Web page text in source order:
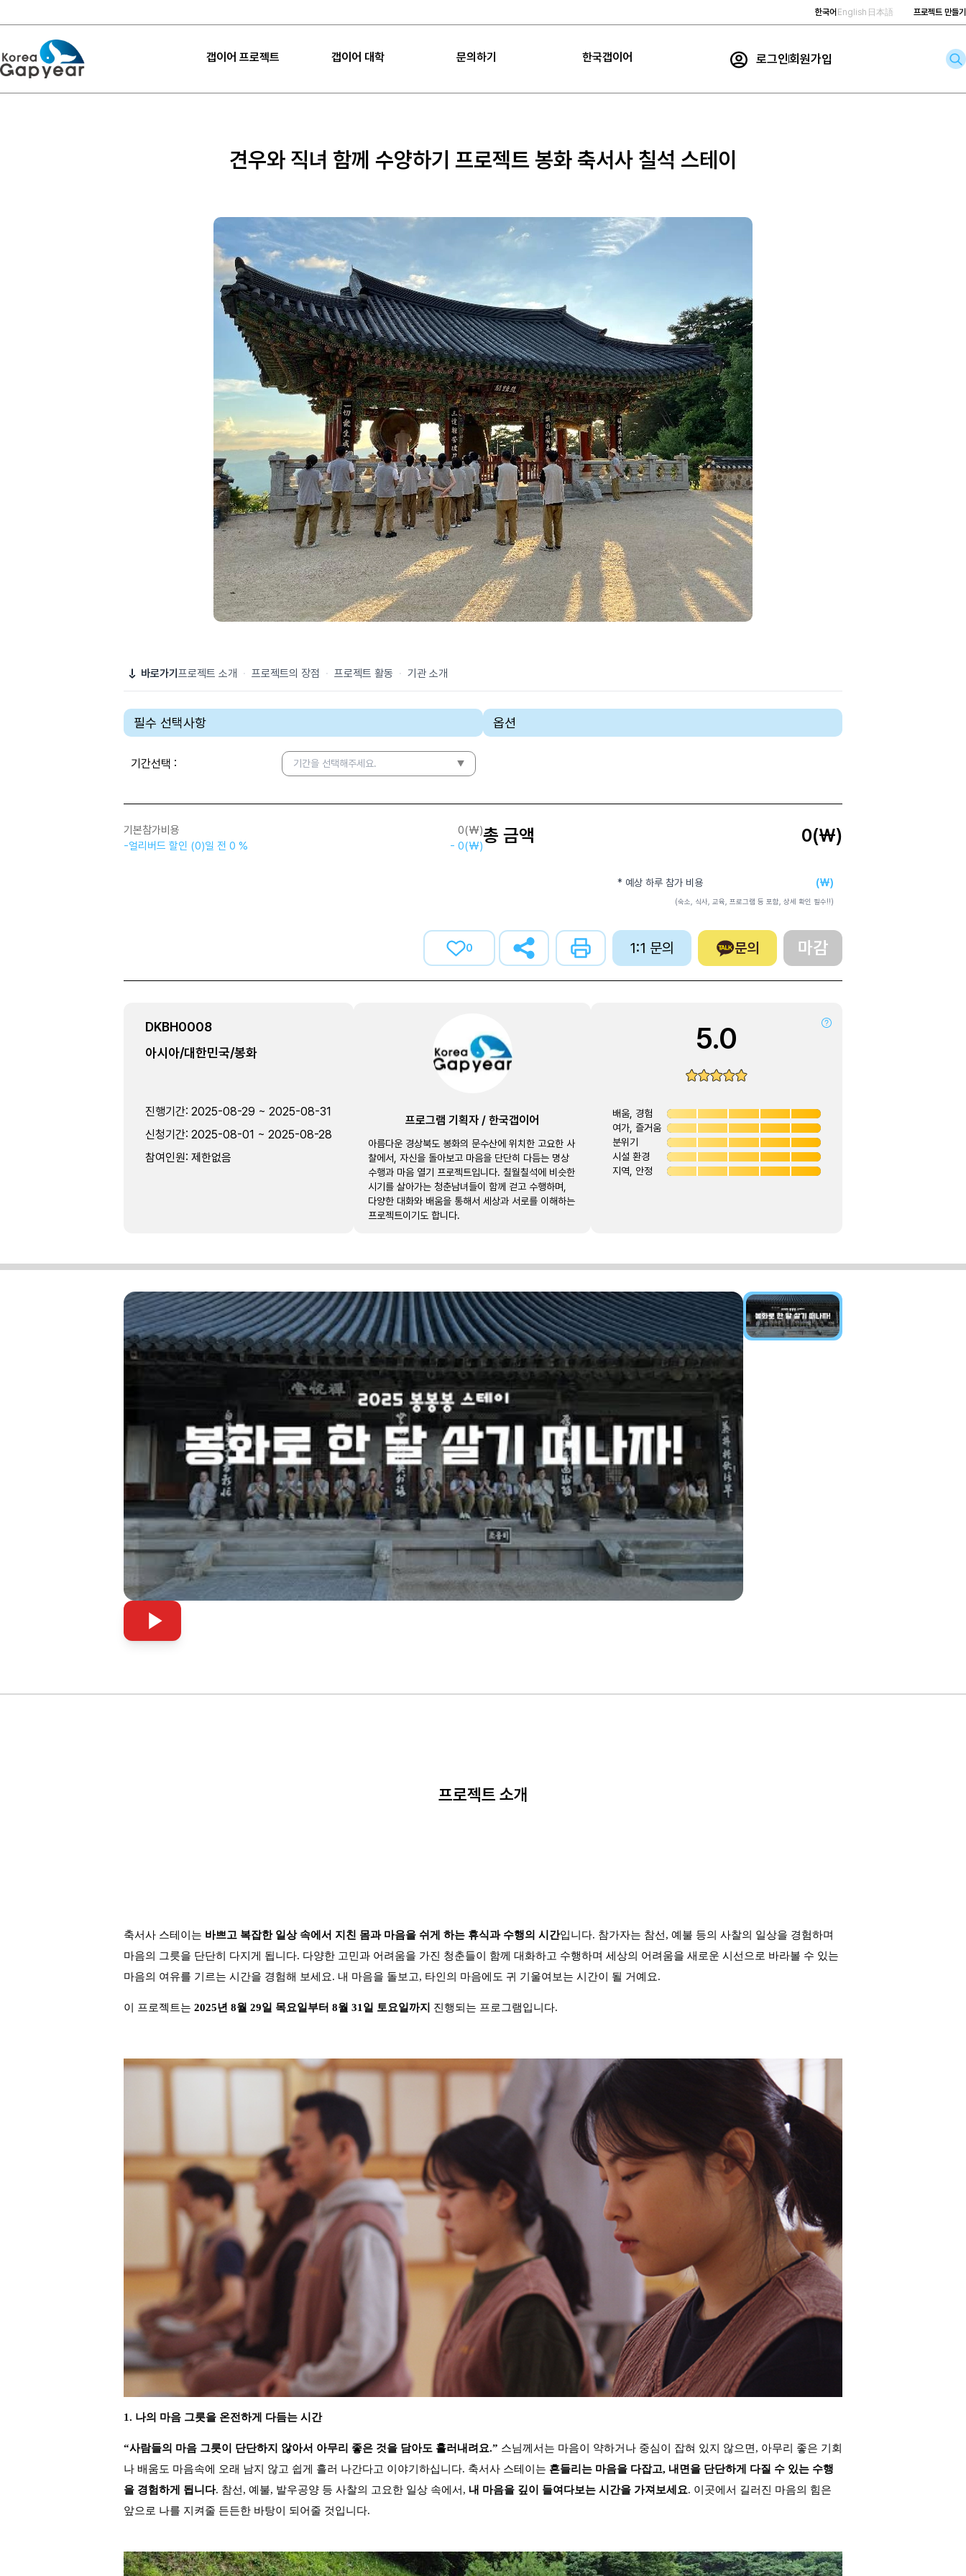
한국어 English 日本語 프로젝트 만들기
갭이어 프로젝트 갭이어 대학 문의하기 한국갭이어 로그인회원가입
Search
프로젝트 후기
내 프로젝트 찾기
갭이어 미션
갭이어 수업
공지사항
임팩트
견우와 직녀 함께 수양하기 프로젝트 봉화 축서사 칠석 스테이
바로가기 프로젝트 소개 · 프로젝트의 장점 · 프로젝트 활동 · 기관 소개
필수 선택사항
기간선택 : 기간을 선택해주세요.
옵션
기본참가비용 0(₩)
-얼리버드 할인 (0)일 전 0 % - 0(₩)총 금액 0(₩)
* 예상 하루 참가 비용 (₩)
(숙소, 식사, 교육, 프로그램 등 포함, 상세 확인 필수!!)
0 1:1 문의 문의 마감
DKBH0008
아시아/대한민국/봉화
진행기간: 2025-08-29 ~ 2025-08-31
신청기간: 2025-08-01 ~ 2025-08-28
참여인원: 제한없음
프로그램 기획자 / 한국갭이어
아름다운 경상북도 봉화의 문수산에 위치한 고요한 사
찰에서, 자신을 돌아보고 마음을 단단히 다듬는 명상
수행과 마음 열기 프로젝트입니다. 칠월칠석에 비슷한
시기를 살아가는 청춘남녀들이 함께 걷고 수행하며,
다양한 대화와 배움을 통해서 세상과 서로를 이해하는
프로젝트이기도 합니다.
5.0
배움, 경험
여가, 즐거움
분위기
시설 환경
지역, 안정
프로젝트 소개
축서사 스테이는 바쁘고 복잡한 일상 속에서 지친 몸과 마음을 쉬게 하는 휴식과 수행의 시간입니다. 참가자는 참선, 예불 등의 사찰의 일상을 경험하며
마음의 그릇을 단단히 다지게 됩니다. 다양한 고민과 어려움을 가진 청춘들이 함께 대화하고 수행하며 세상의 어려움을 새로운 시선으로 바라볼 수 있는
마음의 여유를 기르는 시간을 경험해 보세요. 내 마음을 돌보고, 타인의 마음에도 귀 기울여보는 시간이 될 거예요.
이 프로젝트는 2025년 8월 29일 목요일부터 8월 31일 토요일까지 진행되는 프로그램입니다.
1. 나의 마음 그릇을 온전하게 다듬는 시간
“사람들의 마음 그릇이 단단하지 않아서 아무리 좋은 것을 담아도 흘러내려요.” 스님께서는 마음이 약하거나 중심이 잡혀 있지 않으면, 아무리 좋은 기회
나 배움도 마음속에 오래 남지 않고 쉽게 흘러 나간다고 이야기하십니다. 축서사 스테이는 흔들리는 마음을 다잡고, 내면을 단단하게 다질 수 있는 수행
을 경험하게 됩니다. 참선, 예불, 발우공양 등 사찰의 고요한 일상 속에서, 내 마음을 깊이 들여다보는 시간을 가져보세요. 이곳에서 길러진 마음의 힘은
앞으로 나를 지켜줄 든든한 바탕이 되어줄 것입니다.